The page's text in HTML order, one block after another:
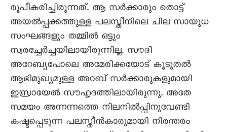
രൂപീകരിച്ചിരുന്നത്. ആ സർക്കാരും തൊട്ട്
അയൽപ്പക്കത്തുള്ള പലസ്തീനിലെ ചില സായുധ
സംഘങ്ങളും തമ്മിൽ ഒട്ടും
സ്വരച്ചേർച്ചയിലായിരുന്നില്ല. സൗദി
അറേബ്യപോലെ അമേരിക്കയോട് കൂടുതൽ
ആഭിമുഖ്യമുള്ള അറബ് സർക്കാരുകളുമായി
ഇസ്രായേൽ സൗഹൃദത്തിലായിരുന്നു. അതേ
സമയം അന്നന്നത്തെ നിലനിൽപ്പിനുവേണ്ടി
കഷ്ടപ്പെടുന്ന പലസ്തീൻകാരുമായി നിരന്തരം